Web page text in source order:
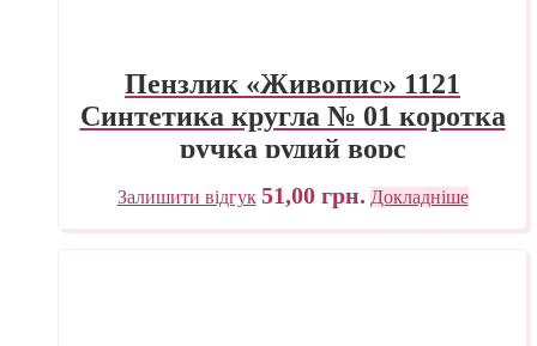
Пензлик «Живопис» 1121
Синтетика кругла № 01 коротка
ручка рудий ворс
Залишити відгук 51,00 грн. Докладніше